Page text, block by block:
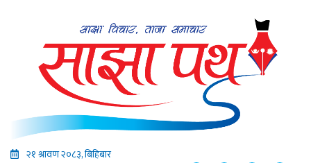
२१ श्रावण २०८३, बिहिबार